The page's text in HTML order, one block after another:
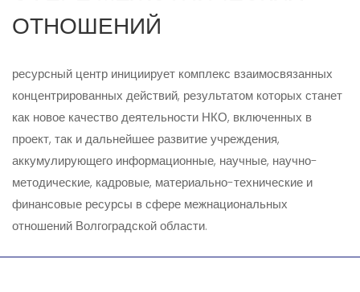
ОТНОШЕНИЙ
ресурсный центр инициирует комплекс взаимосвязанных
концентрированных действий, результатом которых станет
как новое качество деятельности НКО, включенных в
проект, так и дальнейшее развитие учреждения,
аккумулирующего информационные, научные, научно-
методические, кадровые, материально-технические и
финансовые ресурсы в сфере межнациональных
отношений Волгоградской области.